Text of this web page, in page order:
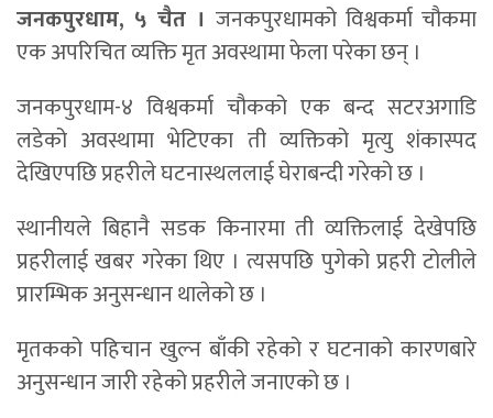
जनकपुरधाम, ५ चैत । जनकपुरधामको विश्वकर्मा चौकमा
एक अपरिचित व्यक्ति मृत अवस्थामा फेला परेका छन् ।
जनकपुरधाम-४ विश्वकर्मा चौकको एक बन्द सटरअगाडि
लडेको अवस्थामा भेटिएका ती व्यक्तिको मृत्यु शंकास्पद
देखिएपछि प्रहरीले घटनास्थललाई घेराबन्दी गरेको छ ।
स्थानीयले बिहानै सडक किनारमा ती व्यक्तिलाई देखेपछि
प्रहरीलाई खबर गरेका थिए । त्यसपछि पुगेको प्रहरी टोलीले
प्रारम्भिक अनुसन्धान थालेको छ ।
मृतकको पहिचान खुल्न बाँकी रहेको र घटनाको कारणबारे
अनुसन्धान जारी रहेको प्रहरीले जनाएको छ ।